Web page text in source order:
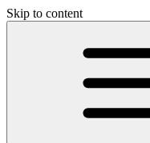
Skip to content